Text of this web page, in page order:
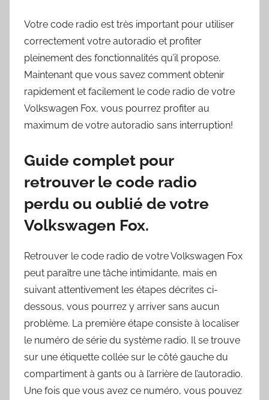
Votre code radio est très important pour utiliser
correctement votre autoradio et profiter
pleinement des fonctionnalités qu’il propose.
Maintenant que vous savez comment obtenir
rapidement et facilement le code radio de votre
Volkswagen Fox, vous pourrez profiter au
maximum de votre autoradio sans interruption!
Guide complet pour
retrouver le code radio
perdu ou oublié de votre
Volkswagen Fox.
Retrouver le code radio de votre Volkswagen Fox
peut paraître une tâche intimidante, mais en
suivant attentivement les étapes décrites ci-
dessous, vous pourrez y arriver sans aucun
problème. La première étape consiste à localiser
le numéro de série du système radio. Il se trouve
sur une étiquette collée sur le côté gauche du
compartiment à gants ou à l’arrière de l’autoradio.
Une fois que vous avez ce numéro, vous pouvez